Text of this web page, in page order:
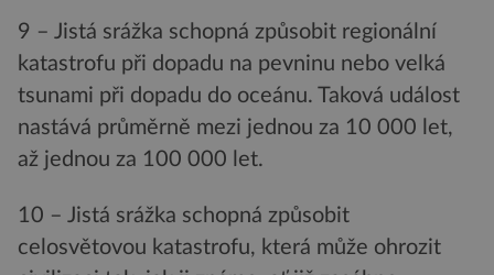
9 – Jistá srážka schopná způsobit regionální
katastrofu při dopadu na pevninu nebo velká
tsunami při dopadu do oceánu. Taková událost
nastává průměrně mezi jednou za 10 000 let,
až jednou za 100 000 let.
10 – Jistá srážka schopná způsobit
celosvětovou katastrofu, která může ohrozit